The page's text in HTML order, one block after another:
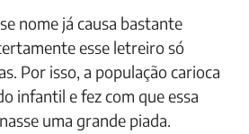
nome já causa bastante
esse letreiro só
Por isso, a população carioca
infantil e fez com que essa
uma grande piada.